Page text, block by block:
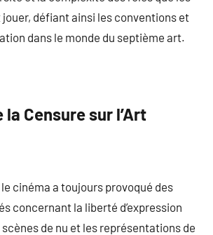
défiant ainsi les conventions et
dans le monde du septième art.
la Censure sur l’Art
cinéma a toujours provoqué des
concernant la liberté d’expression
de nu et les représentations de